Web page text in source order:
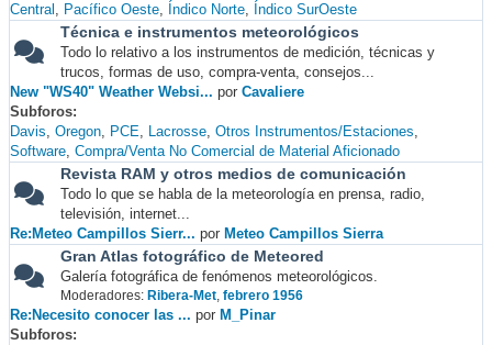
Central
Pacífico Oeste Índico Norte Índico SurOeste
Técnica e instrumentos meteorológicos
Todo lo relativo a los instrumentos de medición, técnicas y
trucos, formas de uso, compra-venta, consejos...
New "WS40" Weather Websi... por Cavaliere
Subforos
Davis Oregon PCE Lacrosse Otros Instrumentos/Estaciones
Software Compra/Venta No Comercial de Material Aficionado
Revista RAM y otros medios de comunicación
Todo lo que se habla de la meteorología en prensa, radio,
televisión, internet...
Re:Meteo Campillos Sierr... por Meteo Campillos Sierra
Gran Atlas fotográfico de Meteored
Galería fotográfica de fenómenos meteorológicos.
Moderadores: Ribera-Met, febrero 1956
Re:Necesito conocer las ... por M_Pinar
Subforos